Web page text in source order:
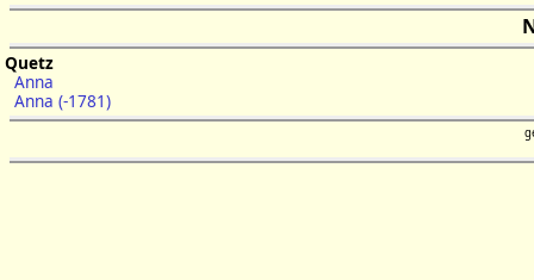
Quetz
Anna
Anna (-1781)